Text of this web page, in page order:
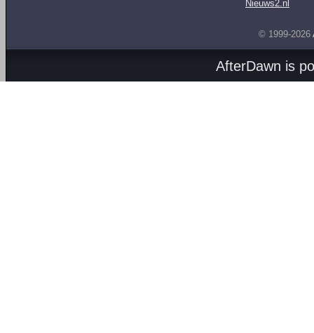
Nieuws2.nl
© 1999-2026
AfterDawn is